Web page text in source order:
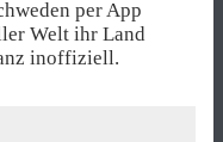
per App
Welt ihr Land
inoffiziell.